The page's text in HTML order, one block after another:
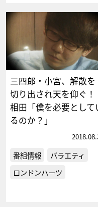
三四郎・小宮、解散を
切り出され天を仰ぐ！
相田「僕を必要として
るのか？」
番組情報
バラエティ
ロンドンハーツ